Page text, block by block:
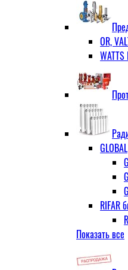
ЧАЗ
OR,
WATTS
GLOBAL
RIFAR
Показать все